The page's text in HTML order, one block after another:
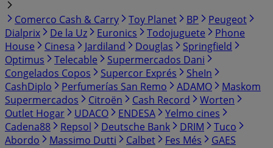
Comerco Cash & Carry
Toy Planet BP
Peugeot
Dialprix
De la Uz Euronics Todojuguete
Phone
House
Cinesa Jardiland Douglas
Springfield
Optimus
Telecable
Supermercados Dani
Congelados Copos
Supercor Exprés
SheIn
CashDiplo
Perfumerías San Remo ADAMO
Maskom
Supermercados
Citroën Cash Record
Worten
Outlet Hogar
UDACO ENDESA
Yelmo cines
Cadena88
Repsol Deutsche Bank DRIM
Tuco
Abordo
Massimo Dutti Calbet Fes Més GAES